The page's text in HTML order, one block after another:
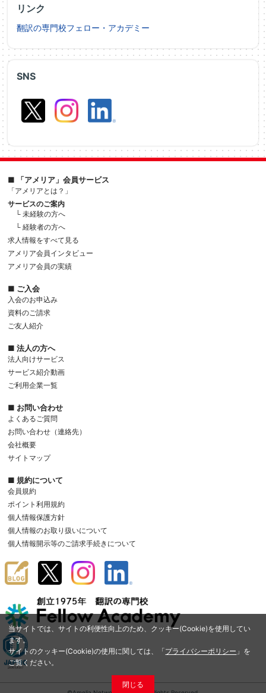
当サイトでは、サイトの利便性向上のため、クッキー(Cookie)を使用してい
ます。
サイトのクッキー(Cookie)の使用に関しては、「プライバシーポリシー 」を
ご覧ください。
閉じる
SNS
リンク
翻訳の専門校フェロー・アカデミー
■ 「アメリア」会員サービス
「アメリアとは？」
サービスのご案内
└ 未経験の方へ
└ 経験者の方へ
求人情報をすべて見る
アメリア会員インタビュー
アメリア会員の実績
■ ご入会
入会のお申込み
資料のご請求
ご友人紹介
■ 法人の方へ
法人向けサービス
サービス紹介動画
ご利用企業一覧
■ お問い合わせ
よくあるご質問
お問い合わせ（連絡先）
会社概要
サイトマップ
■ 規約について
会員規約
ポイント利用規約
個人情報保護方針
個人情報のお取り扱いについて
個人情報開示等のご請求手続きについて